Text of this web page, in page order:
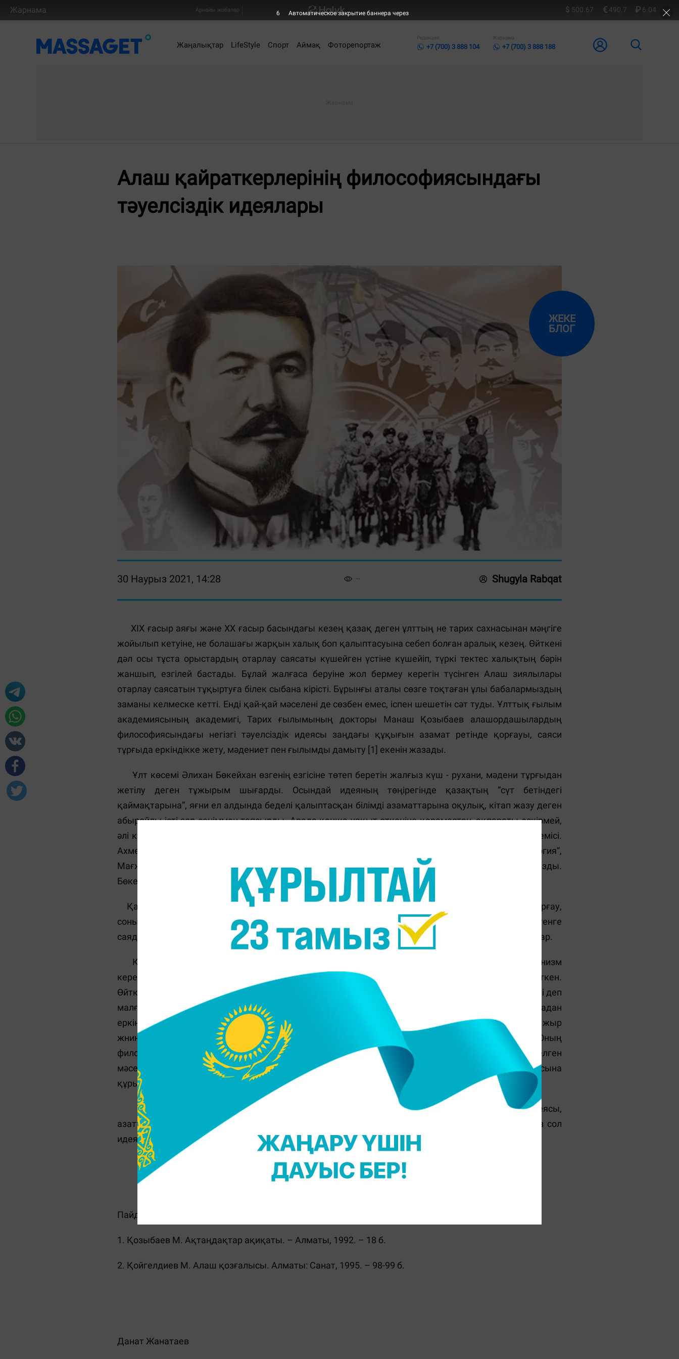
Жарнама Арнайы жобалар 500.67 490.7 6.04
Жаңалықтар LifeStyle Спорт Аймақ Фоторепортаж
Редакция
+7 (700) 3 888 104
Жарнама
+7 (700) 3 888 188
Алаш қайраткерлерінің философиясындағы
тәуелсіздік идеялары
ЖЕКЕ
БЛОГ
30 Наурыз 2021, 14:28 Shugyla Rabqat
ХІХ ғасыр аяғы және ХХ ғасыр басындағы кезең қазақ деген ұлттың не тарих сахнасынан мәңгіге
жойылып кетуіне, не болашағы жарқын халық боп қалыптасуына себеп болған аралық кезең. Өйткені
дәл осы тұста орыстардың отарлау саясаты күшейген үстіне күшейіп, түркі тектес халықтың бәрін
жаншып, езгілей бастады. Бұлай жалғаса беруіне жол бермеу керегін түсінген Алаш зиялылары
отарлау саясатын тұқыртуға білек сыбана кірісті. Бұрынғы аталы сөзге тоқтаған ұлы бабалармыздың
заманы келмеске кетті. Енді қай-қай мәселені де сөзбен емес, іспен шешетін сәт туды. Ұлттық ғылым
академиясының академигі, Тарих ғылымының докторы Манаш Қозыбаев алашордашылардың
философиясындағы негізгі тәуелсіздік идеясы заңдағы құқығын азамат ретінде қорғауы, саяси
тұрғыда еркіндікке жету, мәдениет пен ғылымды дамыту [1] екенін жазады.
Ұлт көсемі Әлихан Бөкейхан өзгенің езгісіне төтеп беретін жалғыз күш - рухани, мәдени тұрғыдан
жетілу деген тұжырым шығарды. Осындай идеяның төңірегінде қазақтың “сүт бетіндегі
қаймақтарына”, яғни ел алдында беделі қалыптасқан білімді азаматтарына оқулық, кітап жазу деген
абыройлы істі зор сеніммен тапсырды. Арада қанша уақыт өткеніне қарамастан, ақпараты ескірмей,
әлі күнге өзектілігі сақталып, біздің таусылмас қазынамызға айналған кітаптар осы идеяның жемісі.
Ахмет Байтұрсынұлы “Тіл құралы”, Қаныш Сәтбаев “Алгебра”, Жүсіпбек Аймауытов “Психология”,
Мағжан Жұмабаев “Педагогика”, Халел Досмұхамедов “Табиғаттану” оқулығын жазды.
Бөкейхановтың өзі жағрафия мен астрономия саласына қатысты халық ағарту ісімен айналысты.
Қазақ халқы көшбасшы деп таныған Әлиханның негізгі философиялық идеясы ел еркіндігін қорғау,
соның ішінде сайлауға қатысуға баршаға бірдей құқық беру, барлық ұлтты тең дәрежеде көру дегенге
саяды. Бұл туралы тарихшы ғалым, профессор Мәмбет Қойгелдиевтің іргелі зерттеу еңбегі [2] де бар.
Қазақтың алғашқы романы - “Бақытсыз Жамалды” жазған Міржақып Дулатов қазаққа феминизм
керек пе, жоқ па деп дал боп жүрген халық үшін сол кезде-ақ жауабын бір щығармамен беріп кеткен.
Өйткені ұлт еркіндігі - әйел бостандығынан басталатынын сол заманда-ақ түсінген. Қызын дәулетті деп
малға сатқан, шалға ұзатқан халық ешқашан бодандықтың құрсауынан шыға алмайды. Ондай анадан
еркін ойлайтын, таным көкжиегі кең бала тууы екіталай. Дулатовтың “Азамат”, “Терме” жыр
жнинағына да зер салсақ, әр шығармасының астарынан тәуелсіздік идеясын табамыз. Оның
философиясы қазақтағы ағартушылық ісінің екі буын арасындағы сабақтастыққа және кез келген
мәселені ұлт тұрғысынан сыни ойлау, ұлттық менталитет іргетасын мықтап қалау идеясына
құрылады.
Әлихан мен Міржақыптан өзге де Алаш зиялыларының философиясындағы еркіндік идеясы,
азаттық жолындағы күресі әр сөзінен, әр ісінен қылт етіп көрініп отырды. Бүгінгі бейбіт күніміз сол
идеяның ең тәтті жемісі, сол философияның жеткен жеңісі.
Пайдаланған әдебиеттер:
1. Қoзыбaeв M. Aқтaңдaқтap aқиқaты. – Aлмaты, 1992. – 18 б.
2. Қoйгeлдиeв М. Aлaш қoзғaлыcы. Aлмaты: Caнaт, 1995. – 98-99 б.
Данат Жанатаев
6 Автоматическое закрытие баннера через